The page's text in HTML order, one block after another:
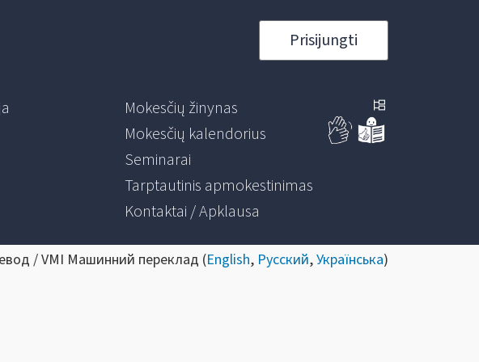
Prisijungti
Mokesčių žinynas
Mokesčių kalendorius
Seminarai
Tarptautinis apmokestinimas
Kontaktai / Apklausa
/ VMI Машинний переклад (English, Русский,Українська)